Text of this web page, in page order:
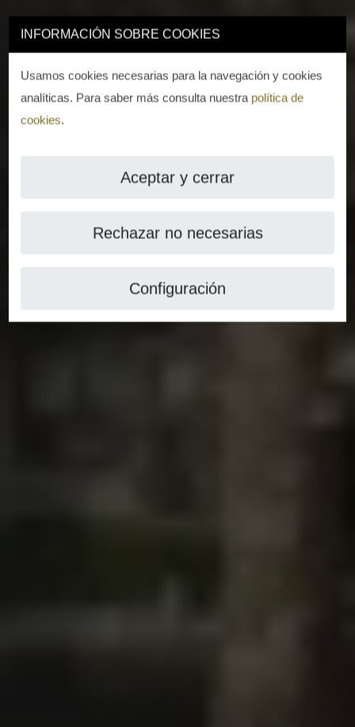
INFORMACIÓN SOBRE COOKIES
Usamos cookies necesarias para la navegación y cookies
analíticas. Para saber más consulta nuestra política de
cookies.
Aceptar y cerrar
Rechazar no necesarias
Configuración